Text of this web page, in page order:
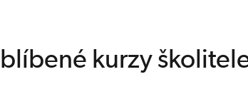
kurzy